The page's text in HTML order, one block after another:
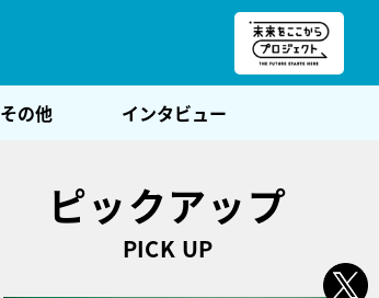
その他 インタビュー
ピックアップ
PICK UP